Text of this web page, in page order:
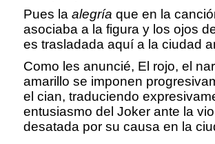
Pues laalegría que en la
asociaba a la figura y los ojos
es trasladada aquí a la ciudad
Como les anuncié, El rojo, el
amarillo se imponen
el cian, traduciendo
entusiasmo del Joker ante la
desatada por su causa en la